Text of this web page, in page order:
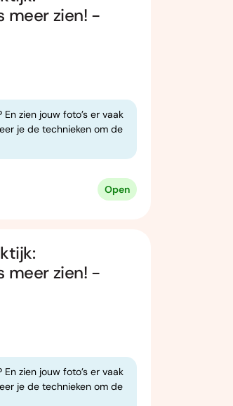
meer zien! -
zien jouw foto’s er vaak
je de technieken om de
Open
meer zien! -
zien jouw foto’s er vaak
je de technieken om de